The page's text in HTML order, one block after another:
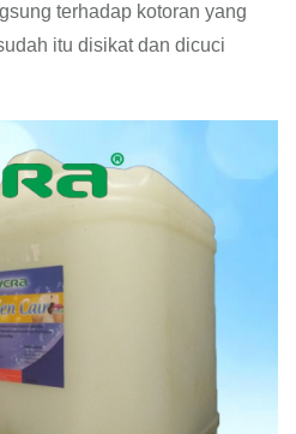
terhadap kotoran yang
itu disikat dan dicuci